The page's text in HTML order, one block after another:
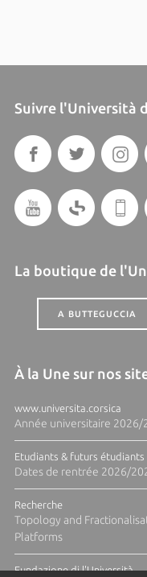
Suivre l'Università
La boutique de
A BUTTEGUCCIA
À la Une sur nos
www.universita.corsica
Année universitaire 2026/
Etudiants & futurs étudiants
Dates de rentrée 2026/
Recherche
Topology and
Platforms
Fundazione di l'Università